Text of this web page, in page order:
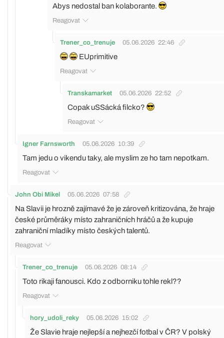
Abys nedostal ban kolaborante.
Reagovat
Trener_co_trenuje 05.06.2026 22:46
EUprimitive
Reagovat
Transkamarket 05.06.2026 22:52
Copak uSSácká filcko?
Reagovat
Igner Farnsworth 05.06.2026 10:39
Tam jedu o vikendu taky, ale myslim ze ho tam nepotkam.
Reagovat
John Obi Mikel 05.06.2026 07:58
Na Slavii je hrozně zajímavé že je zároveň kritizována, že hraje
české průměráky místo zahraničních hráčů a že kupuje
zahraniční mladíky místo českých talentů.
Reagovat
Trener_co_trenuje 05.06.2026 08:14
Toto rikaji fanousci. Kdo z odborniku tohle rekl??
Reagovat
hory_udoli_reky 05.06.2026 15:02
Že Slavie hraje nejlepší a nejhezčí fotbal v ČR? V polský